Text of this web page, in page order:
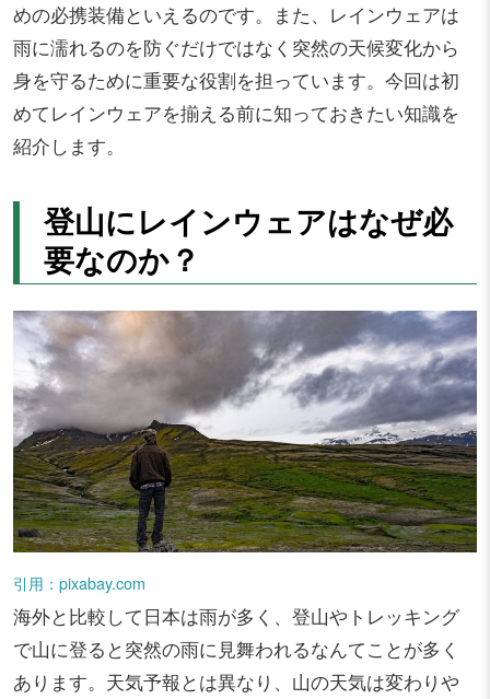
めの必携装備といえるのです。また、レインウェアは
雨に濡れるのを防ぐだけではなく突然の天候変化から
身を守るために重要な役割を担っています。今回は初
めてレインウェアを揃える前に知っておきたい知識を
紹介します。
登山にレインウェアはなぜ必
要なのか？
引用：pixabay.com
海外と比較して日本は雨が多く、登山やトレッキング
で山に登ると突然の雨に見舞われるなんてことが多く
あります。天気予報とは異なり、山の天気は変わりや